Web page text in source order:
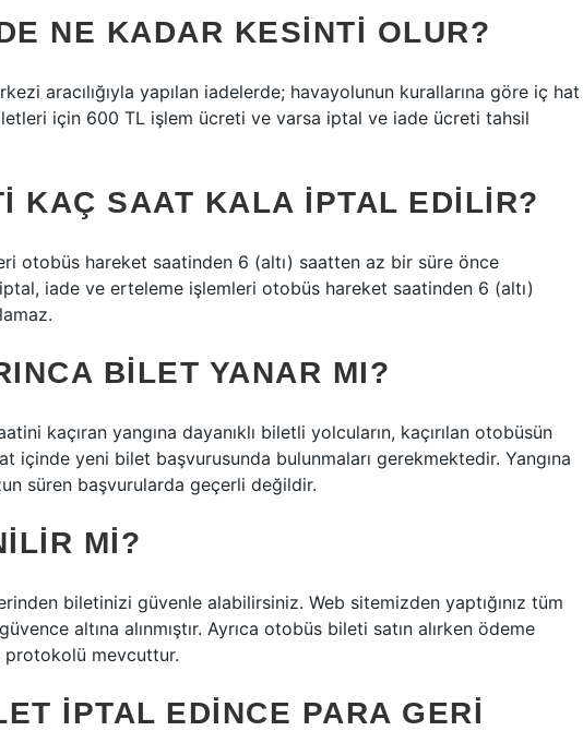
NE KADAR KESINTI OLUR?
aracılığıyla yapılan iadelerde; havayolunun kurallarına göre iç hat
için 600 TL işlem ücreti ve varsa iptal ve iade ücreti tahsil
KAÇ SAAT KALA IPTAL EDILIR?
otobüs hareket saatinden 6 (altı) saatten az bir süre önce
iade ve erteleme işlemleri otobüs hareket saatinden 6 (altı)
BILET YANAR MI?
kaçıran yangına dayanıklı biletli yolcuların, kaçırılan otobüsün
içinde yeni bilet başvurusunda bulunmaları gerekmektedir. Yangına
süren başvurularda geçerli değildir.
MI?
biletinizi güvenle alabilirsiniz. Web sitemizden yaptığınız tüm
altına alınmıştır. Ayrıca otobüs bileti satın alırken ödeme
protokolü mevcuttur.
IPTAL EDINCE PARA GERI